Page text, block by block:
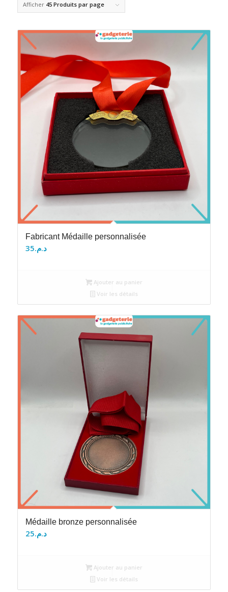
Afficher 45 Produits par page
Fabricant Médaille personnalisée
د.م.35
Ajouter au panier
Voir les détails
Médaille bronze personnalisée
د.م.25
Ajouter au panier
Voir les détails